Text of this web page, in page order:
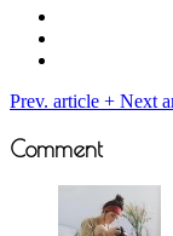
Prev. article + Next
Comment